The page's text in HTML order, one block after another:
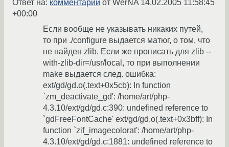
Ответ на: комментарий от WerNA 14.02.2005 11:58:45
+00:00
Если вообще не указывать никаких путей,
то при ./configure выдается матюг, о том, что
не найден zlib. Если же прописать для zlib --
with-zlib-dir=/usr/local, то при выполнении
make выдается след. ошибка:
ext/gd/gd.o(.text+0x5cb): In function
`zm_deactivate_gd': /home/art/php-
4.3.10/ext/gd/gd.c:390: undefined reference to
`gdFreeFontCache' ext/gd/gd.o(.text+0x3bff): In
function `zif_imagecolorat': /home/art/php-
4.3.10/ext/gd/gd.c:1881: undefined reference to